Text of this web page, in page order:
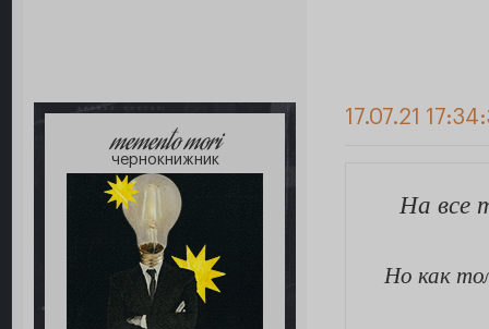
memento mori
чернокнижник
17.07.21
На все
Но как